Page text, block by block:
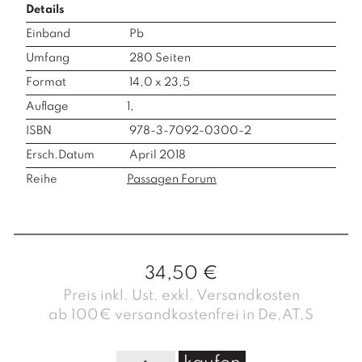
Details
Einband Pb
Umfang 280 Seiten
Format 14,0 x 23,5
Auflage 1,
ISBN 978-3-7092-0300-2
Ersch.Datum April 2018
Reihe Passagen Forum
34,50 €
Preis inkl. Ust. exkl. Versandkosten
ab 100€ versandkostenfrei in De,AT,S